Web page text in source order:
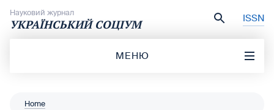
Науковий журнал
УКРАЇНСЬКИЙ СОЦІУМ ISSN
МЕНЮ
Home